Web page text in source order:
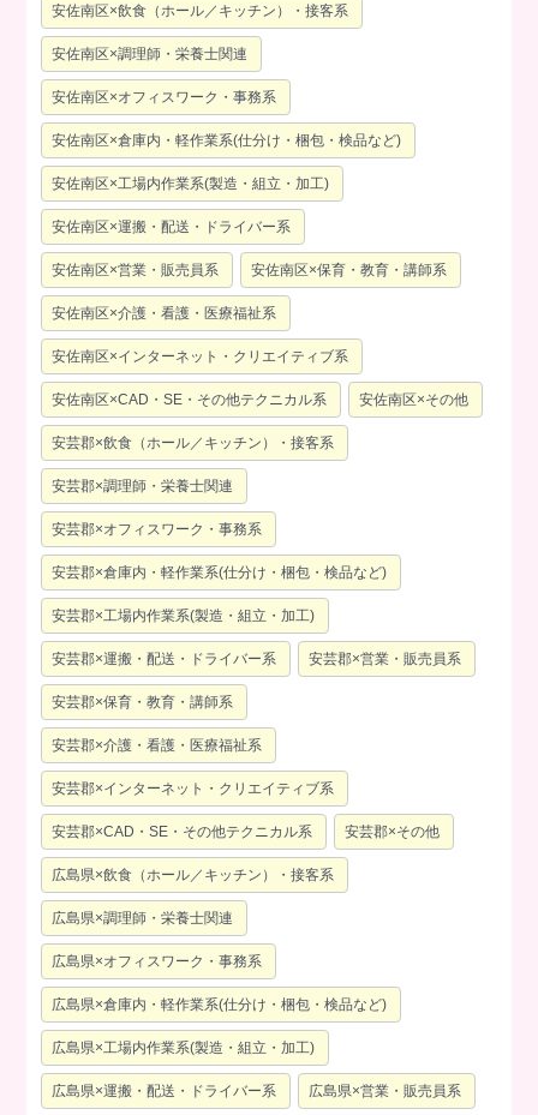
安佐南区×飲食（ホール／キッチン）・接客系
安佐南区×調理師・栄養士関連
安佐南区×オフィスワーク・事務系
安佐南区×倉庫内・軽作業系(仕分け・梱包・検品など)
安佐南区×工場内作業系(製造・組立・加工)
安佐南区×運搬・配送・ドライバー系
安佐南区×営業・販売員系 安佐南区×保育・教育・講師系
安佐南区×介護・看護・医療福祉系
安佐南区×インターネット・クリエイティブ系
安佐南区×CAD・SE・その他テクニカル系 安佐南区×その他
安芸郡×飲食（ホール／キッチン）・接客系
安芸郡×調理師・栄養士関連
安芸郡×オフィスワーク・事務系
安芸郡×倉庫内・軽作業系(仕分け・梱包・検品など)
安芸郡×工場内作業系(製造・組立・加工)
安芸郡×運搬・配送・ドライバー系 安芸郡×営業・販売員系
安芸郡×保育・教育・講師系
安芸郡×介護・看護・医療福祉系
安芸郡×インターネット・クリエイティブ系
安芸郡×CAD・SE・その他テクニカル系 安芸郡×その他
広島県×飲食（ホール／キッチン）・接客系
広島県×調理師・栄養士関連
広島県×オフィスワーク・事務系
広島県×倉庫内・軽作業系(仕分け・梱包・検品など)
広島県×工場内作業系(製造・組立・加工)
広島県×運搬・配送・ドライバー系 広島県×営業・販売員系